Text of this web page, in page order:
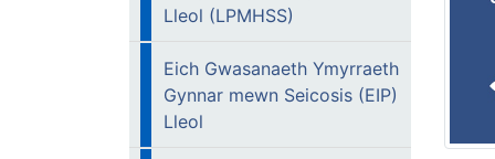
Lleol (LPMHSS)
Eich Gwasanaeth Ymyrraeth
Gynnar mewn Seicosis (EIP)
Lleol